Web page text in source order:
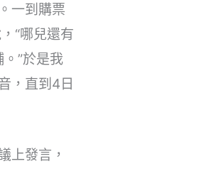
一到購票
“哪兒還有
”於是我
，直到4日
上發言，